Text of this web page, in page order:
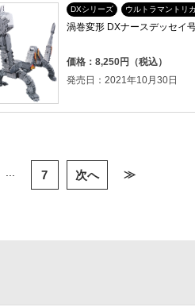
DXシリーズ ウルトラマントリ
渦巻変形 DXナースデッセイ
価格：8,250円（税込）
発売日：2021年10月30日
... 7 次へ ≫